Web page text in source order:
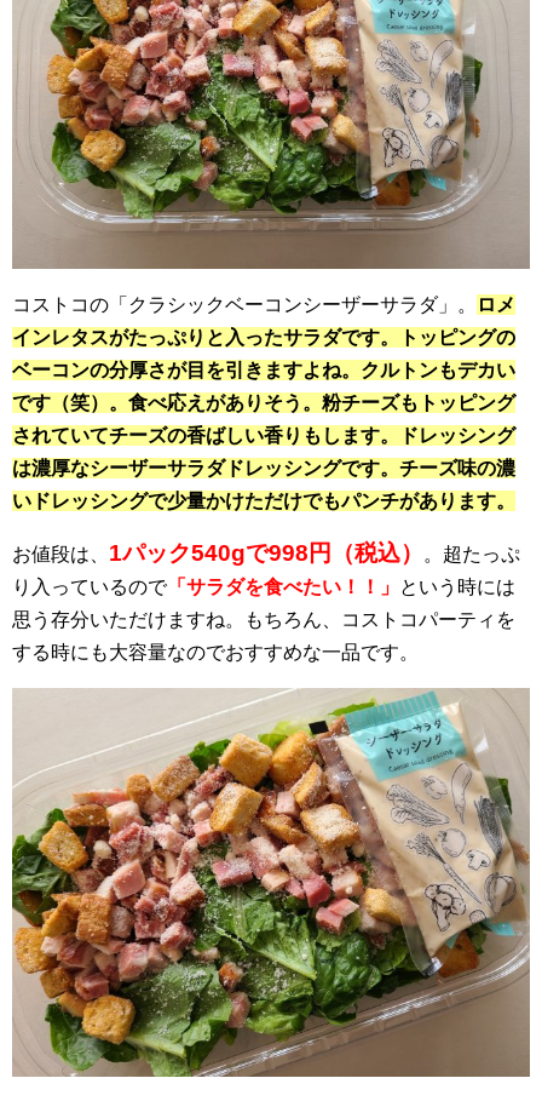
コストコの「クラシックベーコンシーザーサラダ」。
ロメ
インレタスがたっぷりと入ったサラダです。トッピングの
ベーコンの分厚さが目を引きますよね。クルトンもデカい
です（笑）。食べ応えがありそう。粉チーズもトッピング
されていてチーズの香ばしい香りもします。ドレッシング
は濃厚なシーザーサラダドレッシングです。チーズ味の濃
いドレッシングで少量かけただけでもパンチがあります。
お値段は、 1パック540gで998円（税込）
。超たっぷ
り入っているので「サラダを食べたい！！」 という時には
思う存分いただけますね。もちろん、コストコパーティを
する時にも大容量なのでおすすめな一品です。